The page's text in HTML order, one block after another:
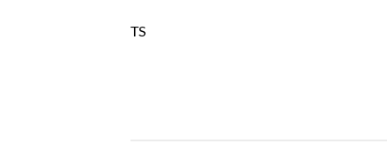
TS